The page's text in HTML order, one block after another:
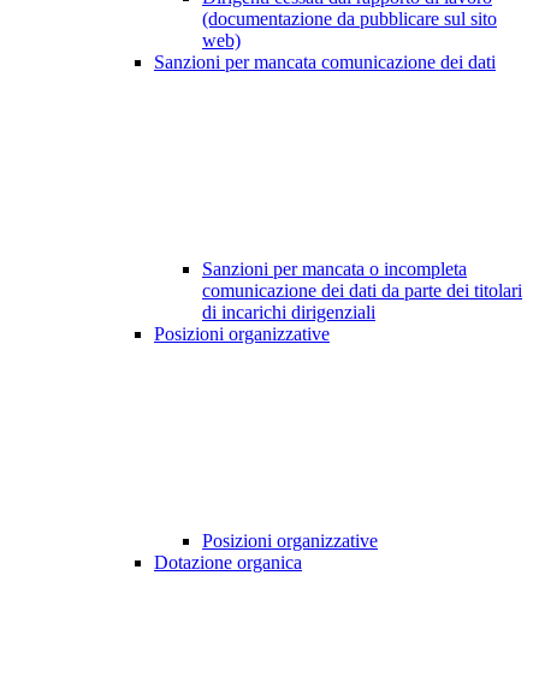
(documentazione da pubblicare sul sito
web)
Sanzioni per mancata comunicazione dei dati
Sanzioni per mancata o incompleta
comunicazione dei dati da parte dei titolari
di incarichi dirigenziali
Posizioni organizzative
Posizioni organizzative
Dotazione organica